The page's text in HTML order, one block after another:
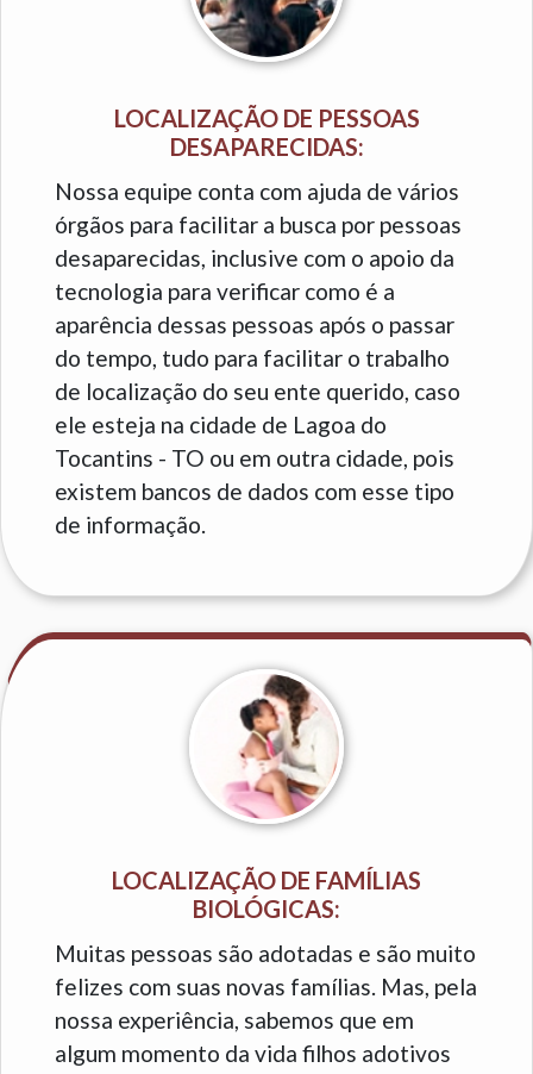
LOCALIZAÇÃO DE PESSOAS
DESAPARECIDAS:
Nossa equipe conta com ajuda de vários
órgãos para facilitar a busca por pessoas
desaparecidas, inclusive com o apoio da
tecnologia para verificar como é a
aparência dessas pessoas após o passar
do tempo, tudo para facilitar o trabalho
de localização do seu ente querido, caso
ele esteja na cidade de Lagoa do
Tocantins - TO ou em outra cidade, pois
existem bancos de dados com esse tipo
de informação.
LOCALIZAÇÃO DE FAMÍLIAS
BIOLÓGICAS:
Muitas pessoas são adotadas e são muito
felizes com suas novas famílias. Mas, pela
nossa experiência, sabemos que em
algum momento da vida filhos adotivos